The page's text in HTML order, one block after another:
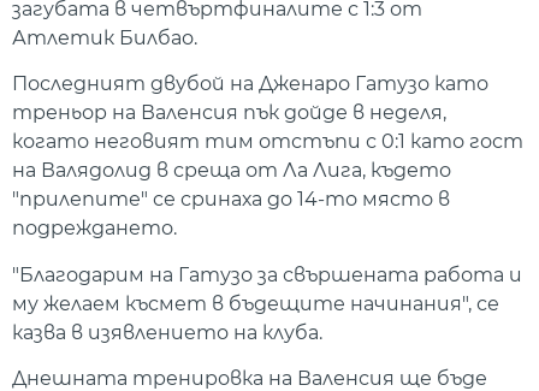
загубата в четвъртфиналите с 1:3 от
Атлетик Билбао.
Последният двубой на Дженаро Гатузо като
треньор на Валенсия пък дойде в неделя,
когато неговият тим отстъпи с 0:1 като гост
на Валядолид в среща от Ла Лига, където
"прилепите" се сринаха до 14-то място в
подреждането.
"Благодарим на Гатузо за свършената работа и
му желаем късмет в бъдещите начинания", се
казва в изявлението на клуба.
Днешната тренировка на Валенсия ще бъде